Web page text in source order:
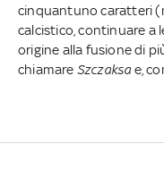
cinquantuno caratteri
calcistico, continuare a
origine alla fusione di
chiamare Szczaksa e,